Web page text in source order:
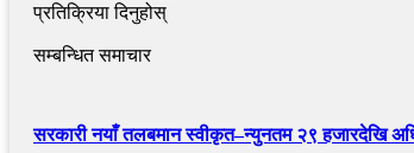
प्रतिक्रिया दिनुहोस्
सम्बन्धित समाचार
सरकारी नयाँ तलबमान स्वीकृत–न्युनतम २९ हजारदेखि